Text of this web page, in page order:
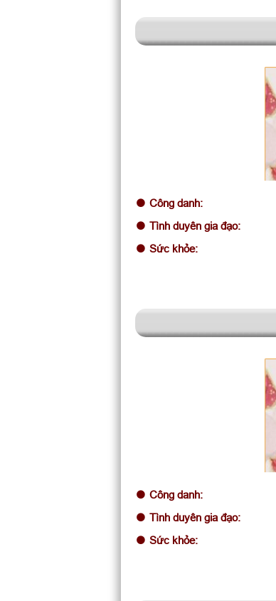
Công danh:
Tình duyên gia đạo:
Sức khỏe:
Công danh:
Tình duyên gia đạo:
Sức khỏe: